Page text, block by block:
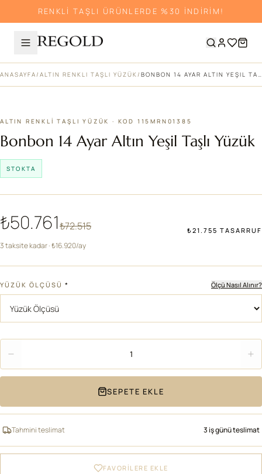
RENKLİ TAŞLI ÜRÜNLERDE %30 İNDİRİM!
ANASAYFA/ ALTIN RENKLI TAŞLI YÜZÜK/ BONBON 14 AYAR ALTIN YEŞIL TAŞLI YÜZÜK
ALTIN RENKLI TAŞLI YÜZÜK · KOD 115MRN01385
Bonbon 14 Ayar Altın Yeşil Taşlı Yüzük
STOKTA
₺50.761₺72.515 ₺21.755 TASARRUF
3 taksite kadar · ₺16.920/ay
YÜZÜK ÖLÇÜSÜ * Ölçü Nasıl Alınır?
1
SEPETE EKLE
Tahmini teslimat 3 iş günü teslimat
FAVORİLERE EKLE